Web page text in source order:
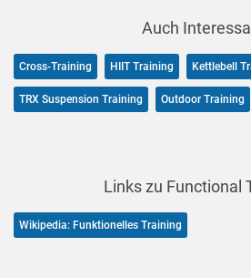
Auch
Cross-Training HIIT Training Kettlebell
TRX Suspension Training Outdoor Training
Links zu Functional
Wikipedia: Funktionelles Training